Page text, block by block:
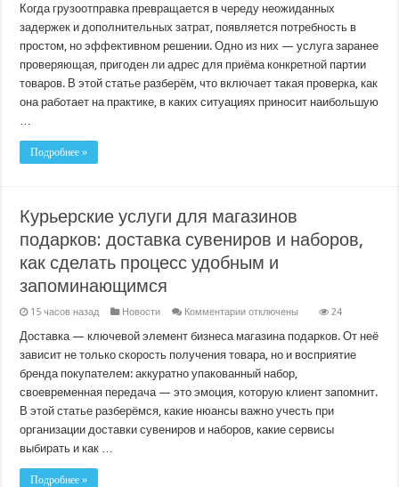
Доставка
грузов
с
услугой
«предварительная
проверка
на
доступность»:
Когда грузоотправка превращается в череду неожиданных
задержек и дополнительных затрат, появляется потребность в
простом, но эффективном решении. Одно из них — услуга заранее
проверяющая, пригоден ли адрес для приёма конкретной партии
товаров. В этой статье разберём, что включает такая проверка, как
она работает на практике, в каких ситуациях приносит наибольшую
…
Подробнее »
Курьерские услуги для магазинов
подарков: доставка сувениров и наборов,
как сделать процесс удобным и
запоминающимся
15 часов назад Новости Комментариик
Курьерские
для
магазинов
подарков:
доставка
и
наборов,
как
отключены 24
Доставка — ключевой элемент бизнеса магазина подарков. От неё
зависит не только скорость получения товара, но и восприятие
бренда покупателем: аккуратно упакованный набор,
своевременная передача — это эмоция, которую клиент запомнит.
В этой статье разберёмся, какие нюансы важно учесть при
организации доставки сувениров и наборов, какие сервисы
выбирать и как …
Подробнее »